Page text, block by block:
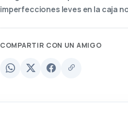
imperfecciones leves en la caja
COMPARTIR CON UN AMIGO